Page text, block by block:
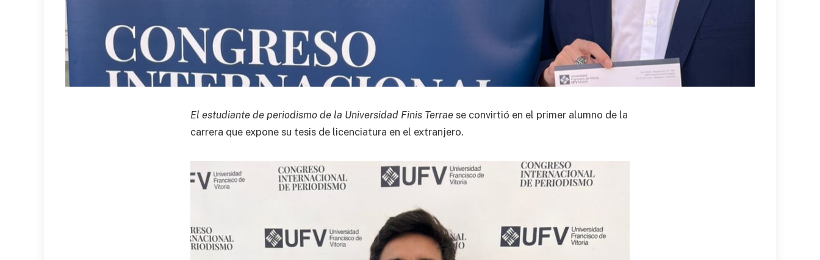
El estudiante de periodismo de la Universidad Finis Terrae se convirtió en el primer alumno de la
carrera que expone su tesis de licenciatura en el extranjero.